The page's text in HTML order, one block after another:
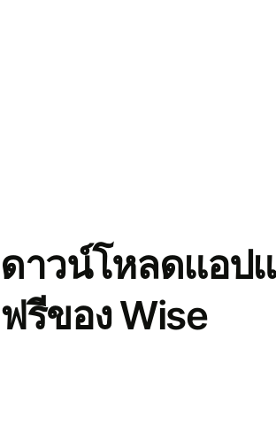
ดาวน์โหลดแอป
ฟรีของ Wise